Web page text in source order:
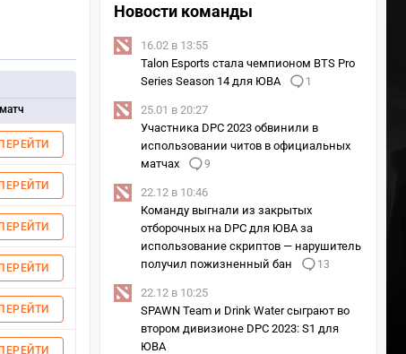
Новости команды
16.02 в 13:55
Talon Esports стала чемпионом BTS Pro
Series Season 14 для ЮВА
1
25.01 в 20:27
Участника DPC 2023 обвинили в
использовании читов в официальных
матчах
9
22.12 в 10:46
Команду выгнали из закрытых
отборочных на DPC для ЮВА за
использование скриптов — нарушитель
получил пожизненный бан
13
22.12 в 10:25
SPAWN Team и Drink Water сыграют во
втором дивизионе DPC 2023: S1 для
ЮВА